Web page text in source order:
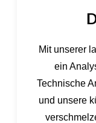
Mit unserer
ein
Technische
und unsere